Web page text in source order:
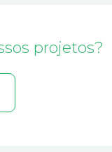
projetos?